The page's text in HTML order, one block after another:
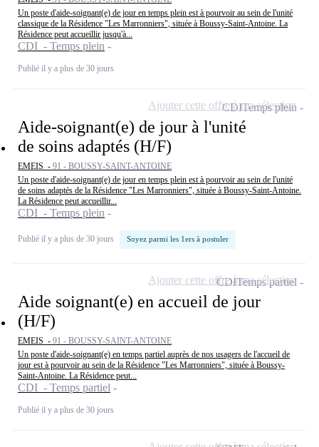
Un poste d'aide-soignant(e) de jour en temps plein est à pourvoir au sein de l'unité
classique de la Résidence "Les Marronniers", située à Boussy-Saint-Antoine. La
Résidence peut accueillir jusqu'à...
CDI - Temps plein
Publié il y a plus de 30 jours
Aide-soignant(e) de jour à l'unité
de soins adaptés (H/F)
EMEIS - 91 - BOUSSY-SAINT-ANTOINE
Un poste d'aide-soignant(e) de jour en temps plein est à pourvoir au sein de l'unité
de soins adaptés de la Résidence "Les Marronniers", située à Boussy-Saint-Antoine.
La Résidence peut accueillir...
CDI - Temps plein
Publié il y a plus de 30 jours Soyez parmi les 1ers à postuler
CDITemps plein
Ajouter cette offre à ma sélection
Aide soignant(e) en accueil de jour
(H/F)
EMEIS - 91 - BOUSSY-SAINT-ANTOINE
Un poste d'aide-soignant(e) en temps partiel auprès de nos usagers de l'accueil de
jour est à pourvoir au sein de la Résidence "Les Marronniers", située à Boussy-
Saint-Antoine. La Résidence peut...
CDI - Temps partiel
Publié il y a plus de 30 jours
CDITemps partiel
Ajouter cette offre à ma sélection